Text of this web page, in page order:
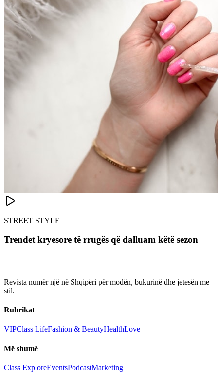
STREET STYLE
Trendet kryesore të rrugës që dalluam këtë sezon
Revista numër një në Shqipëri për modën, bukurinë dhe jetesën me
stil.
Rubrikat
VIPClass LifeFashion & BeautyHealthLove
Më shumë
Class ExploreEventsPodcastMarketing